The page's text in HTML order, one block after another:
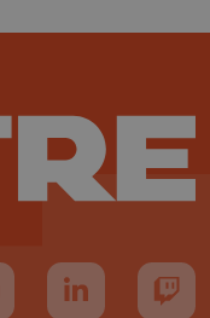
TikTok
nous sur YouTube
Suivez-nous